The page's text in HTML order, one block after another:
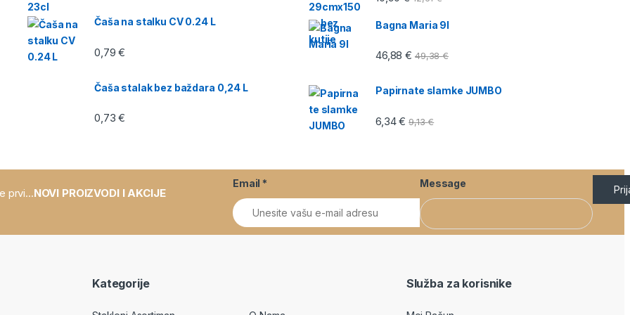
Čaša na stalku CV 0.24 L
0,79€
Čaša stalak bez baždara 0,24 L
0,73€
Bagna Maria 9l
46,88€ 49,38€
Papirnate slamke JUMBO
6,34€ 9,13€
prvi...NOVI PROIZVODI I AKCIJE
Email * Message
Kategorije Služba za korisnike